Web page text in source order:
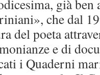
già ben
che dal
del poeta
e di
i Quaderni